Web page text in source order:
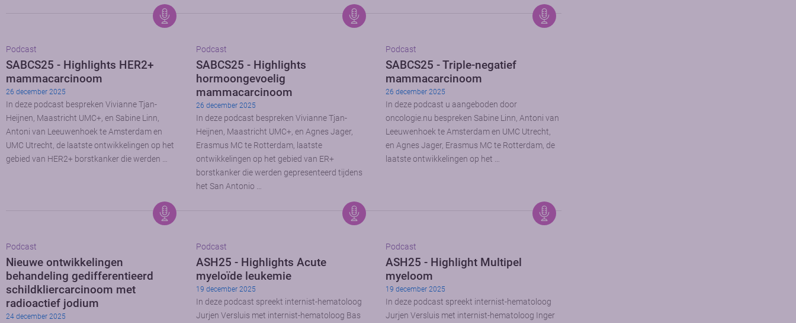
Podcast
SABCS25 - Highlights HER2+
mammacarcinoom
26 december 2025
In deze podcast bespreken Vivianne Tjan-
Heijnen, Maastricht UMC+, en Sabine Linn,
Antoni van Leeuwenhoek te Amsterdam en
UMC Utrecht, de laatste ontwikkelingen op het
gebied van HER2+ borstkanker die werden …
Podcast
SABCS25 - Highlights
hormoongevoelig
mammacarcinoom
26 december 2025
In deze podcast bespreken Vivianne Tjan-
Heijnen, Maastricht UMC+, en Agnes Jager,
Erasmus MC te Rotterdam, laatste
ontwikkelingen op het gebied van ER+
borstkanker die werden gepresenteerd tijdens
het San Antonio …
Podcast
SABCS25 - Triple-negatief
mammacarcinoom
26 december 2025
In deze podcast u aangeboden door
oncologie.nu bespreken Sabine Linn, Antoni van
Leeuwenhoek te Amsterdam en UMC Utrecht,
en Agnes Jager, Erasmus MC te Rotterdam, de
laatste ontwikkelingen op het …
Podcast
Nieuwe ontwikkelingen
behandeling gedifferentieerd
schildkliercarcinoom met
radioactief jodium
24 december 2025
Podcast
ASH25 - Highlights Acute
myeloïde leukemie
19 december 2025
In deze podcast spreekt internist-hematoloog
Jurjen Versluis met internist-hematoloog Bas
Podcast
ASH25 - Highlight Multipel
myeloom
19 december 2025
In deze podcast spreekt internist-hematoloog
Jurjen Versluis met internist-hematoloog Inger